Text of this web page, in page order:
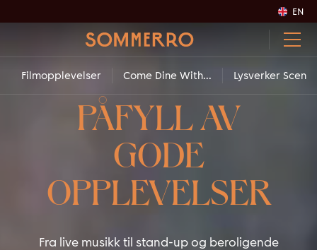
EN
Filmopplevelser Come Dine With... Lysverker Scene
PÅFYLL AV
GODE
OPPLEVELSER
Fra live musikk til stand-up og beroligende